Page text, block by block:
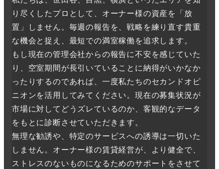
り尽くしたプロとして、オーナー様の資産を「放
置」しません。毎週の報告を、戦略を練り直す貴重
な機会と捉え、最短での満室稼働を追求します。
もし現在の管理会社からの報告に不安を感じていた
り、空室期間が長引いていることに納得がいかなか
ったりするのであれば、一度私たちのセカンドオピ
ニオンを活用してみてください。現在の募集状況が
市場に対してどうズレているのか、客観的なデータ
をもとに診断させていただきます。
無理な勧誘や、特定のサービスへの誘導は一切いた
しません。オーナー様の賃貸経営が、より健全で、
ストレスのないものになるためのサポートをさせて